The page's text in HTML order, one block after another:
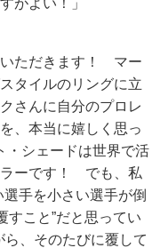
がよい！」
いただきます！ マー
タイルのリングに立
さんに自分のプロレ
、本当に嬉しく思っ
シェードは世界で活
ラーです！ でも、私
手を小さい選手が倒
すこと”だと思ってい
、そのたびに覆して